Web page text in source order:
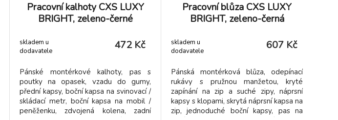
Pracovní kalhoty CXS LUXY
BRIGHT, zeleno-černé
skladem u
dodavatele
472 Kč
Pánské montérkové kalhoty, pas s
poutky na opasek, vzadu do gumy,
přední kapsy, boční kapsa na svinovací /
skládací metr, boční kapsa na mobil /
peněženku, zdvojená kolena, zadní
Pracovní blůza CXS LUXY
BRIGHT, zeleno-černá
skladem u
dodavatele
607 Kč
Pánská montérková blůza, odepínací
rukávy s pružnou manžetou, kryté
zapínání na zip a suché zipy, náprsní
kapsy s klopami, skrytá náprsní kapsa na
zip, jednoduché boční kapsy, pas na